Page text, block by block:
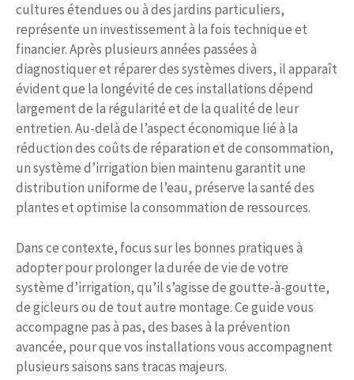
cultures étendues ou à des jardins particuliers,
représente un investissement à la fois technique et
financier. Après plusieurs années passées à
diagnostiquer et réparer des systèmes divers, il apparaît
évident que la longévité de ces installations dépend
largement de la régularité et de la qualité de leur
entretien. Au-delà de l’aspect économique lié à la
réduction des coûts de réparation et de consommation,
un système d’irrigation bien maintenu garantit une
distribution uniforme de l’eau, préserve la santé des
plantes et optimise la consommation de ressources.
Dans ce contexte, focus sur les bonnes pratiques à
adopter pour prolonger la durée de vie de votre
système d’irrigation, qu’il s’agisse de goutte-à-goutte,
de gicleurs ou de tout autre montage. Ce guide vous
accompagne pas à pas, des bases à la prévention
avancée, pour que vos installations vous accompagnent
plusieurs saisons sans tracas majeurs.